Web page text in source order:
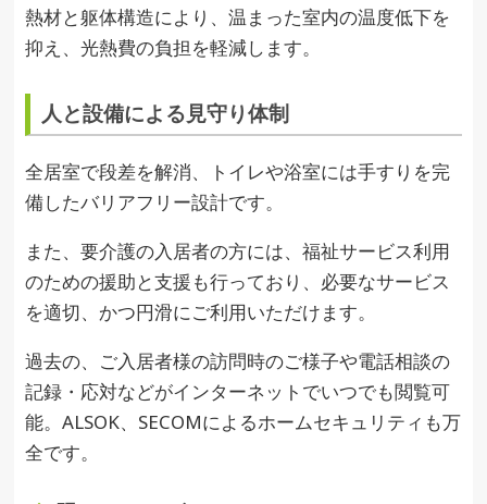
熱材と躯体構造により、温まった室内の温度低下を
抑え、光熱費の負担を軽減します。
人と設備による見守り体制
全居室で段差を解消、トイレや浴室には手すりを完
備したバリアフリー設計です。
また、要介護の入居者の方には、福祉サービス利用
のための援助と支援も行っており、必要なサービス
を適切、かつ円滑にご利用いただけます。
過去の、ご入居者様の訪問時のご様子や電話相談の
記録・応対などがインターネットでいつでも閲覧可
能。ALSOK、SECOMによるホームセキュリティも万
全です。